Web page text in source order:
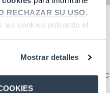
RECHAZAR SU USO.
las cookies pulsando el
Mostrar detalles
en CBNK